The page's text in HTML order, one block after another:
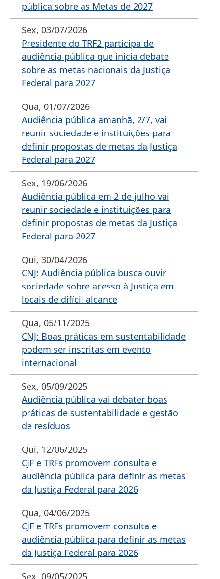
pública sobre as Metas de 2027
Sex, 03/07/2026
Presidente do TRF2 participa de
audiência pública que inicia debate
sobre as metas nacionais da Justiça
Federal para 2027
Qua, 01/07/2026
Audiência pública amanhã, 2/7, vai
reunir sociedade e instituições para
definir propostas de metas da Justiça
Federal para 2027
Sex, 19/06/2026
Audiência pública em 2 de julho vai
reunir sociedade e instituições para
definir propostas de metas da Justiça
Federal para 2027
Qui, 30/04/2026
CNJ: Audiência pública busca ouvir
sociedade sobre acesso à Justiça em
locais de difícil alcance
Qua, 05/11/2025
CNJ: Boas práticas em sustentabilidade
podem ser inscritas em evento
internacional
Sex, 05/09/2025
Audiência pública vai debater boas
práticas de sustentabilidade e gestão
de resíduos
Qui, 12/06/2025
CJF e TRFs promovem consulta e
audiência pública para definir as metas
da Justiça Federal para 2026
Qua, 04/06/2025
CJF e TRFs promovem consulta e
audiência pública para definir as metas
da Justiça Federal para 2026
Sex, 09/05/2025